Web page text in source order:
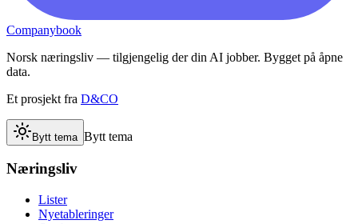
Companybook
Norsk næringsliv — tilgjengelig der din AI jobber. Bygget på åpne
data.
Et prosjekt fra D&CO
Bytt tema Bytt tema
Næringsliv
Lister
Nyetableringer